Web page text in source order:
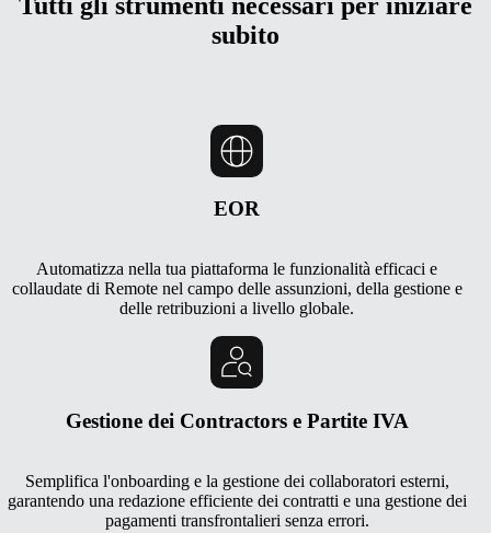
subito
EOR
Automatizza nella tua piattaforma le funzionalità efficaci e
collaudate di Remote nel campo delle assunzioni, della gestione e
delle retribuzioni a livello globale.
Gestione dei Contractors e Partite IVA
Semplifica l'onboarding e la gestione dei collaboratori esterni,
garantendo una redazione efficiente dei contratti e una gestione dei
pagamenti transfrontalieri senza errori.